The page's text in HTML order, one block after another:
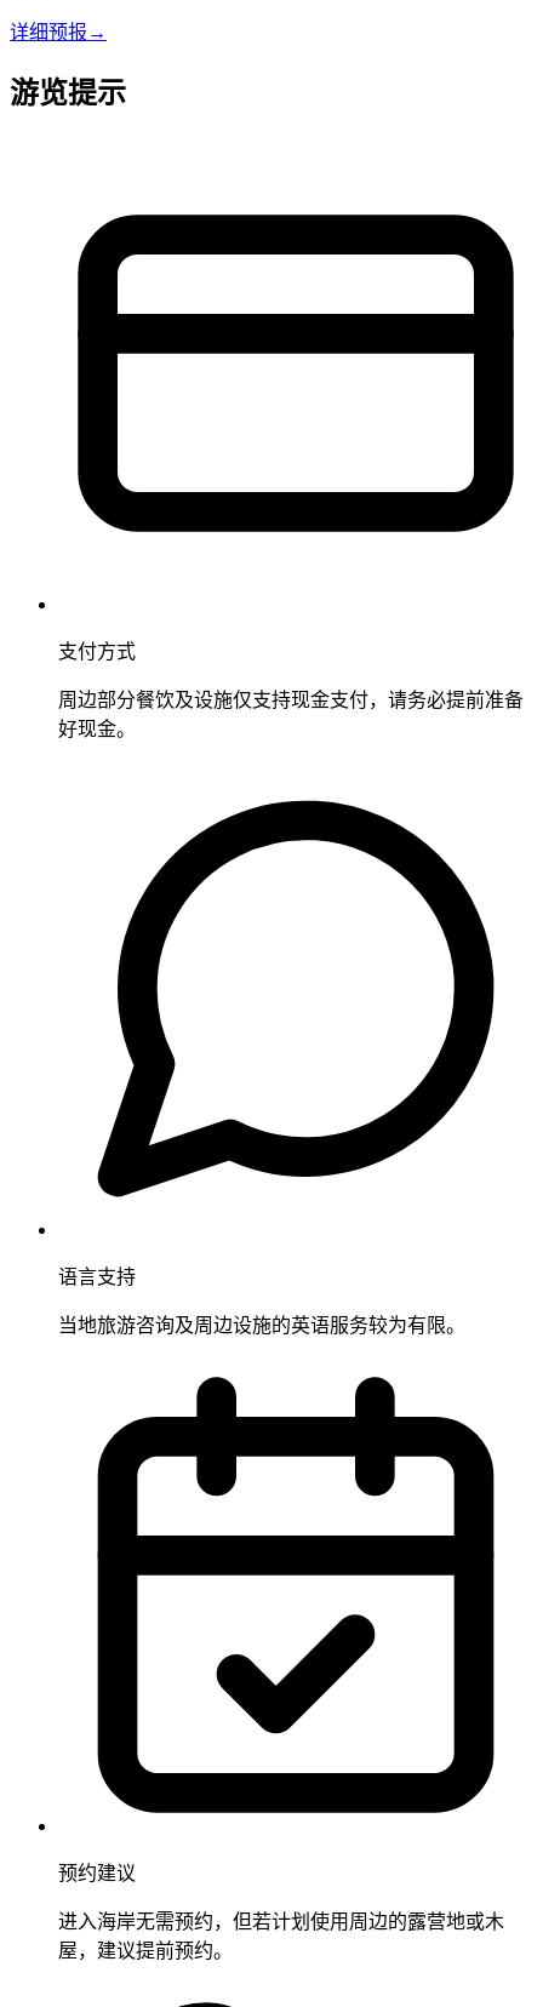
详细预报 →
游览提示
支付方式
周边部分餐饮及设施仅支持现金支付，请务必提前准备
好现金。
语言支持
当地旅游咨询及周边设施的英语服务较为有限。
预约建议
进入海岸无需预约，但若计划使用周边的露营地或木
屋，建议提前预约。